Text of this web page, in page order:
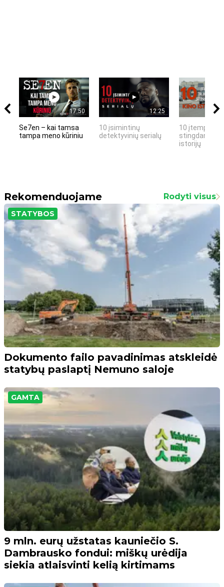
17:50
Se7en – kai tamsa
tampa meno kūriniu
12:25
10 įsimintinų
detektyvinių serialų
10 įtemptų,
stingdančių
istorijų
Rekomenduojame Rodyti visus
STATYBOS
Dokumento failo pavadinimas atskleidė
statybų paslaptį Nemuno saloje
GAMTA
9 mln. eurų užstatas kauniečio S.
Dambrausko fondui: miškų urėdija
siekia atlaisvinti kelią kirtimams